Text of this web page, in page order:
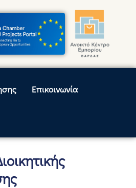
του Επιμελητηρίου Ηλείας,
Επικοινωνία